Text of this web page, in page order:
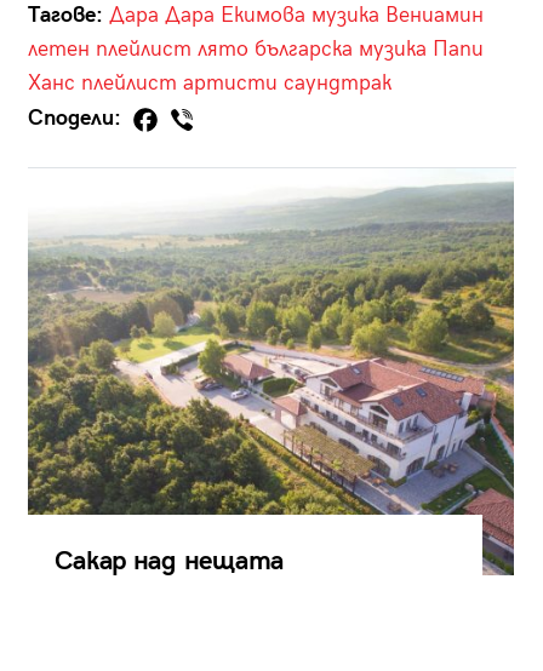
Тагове: Дара Дара Екимова музика Вениамин
летен плейлист лято българска музика Папи
Ханс плейлист артисти саундтрак
Сподели:
Сакар над нещата